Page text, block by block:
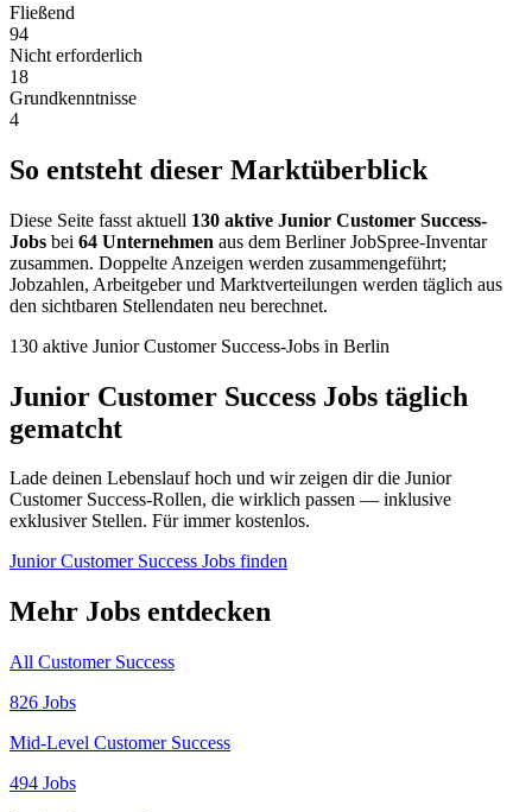
Fließend
94
Nicht erforderlich
18
Grundkenntnisse
4
So entsteht dieser Marktüberblick
Diese Seite fasst aktuell 130 aktive Junior Customer Success-
Jobs bei 64 Unternehmen aus dem Berliner JobSpree-Inventar
zusammen. Doppelte Anzeigen werden zusammengeführt;
Jobzahlen, Arbeitgeber und Marktverteilungen werden täglich aus
den sichtbaren Stellendaten neu berechnet.
130 aktive Junior Customer Success-Jobs in Berlin
Junior Customer Success Jobs täglich
gematcht
Lade deinen Lebenslauf hoch und wir zeigen dir die Junior
Customer Success-Rollen, die wirklich passen — inklusive
exklusiver Stellen. Für immer kostenlos.
Junior Customer Success Jobs finden
Mehr Jobs entdecken
All Customer Success
826 Jobs
Mid-Level Customer Success
494 Jobs